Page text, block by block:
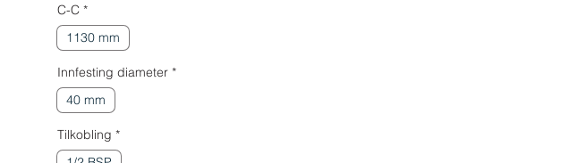
C-C *
1130 mm
Innfesting diameter *
40 mm
Tilkobling *